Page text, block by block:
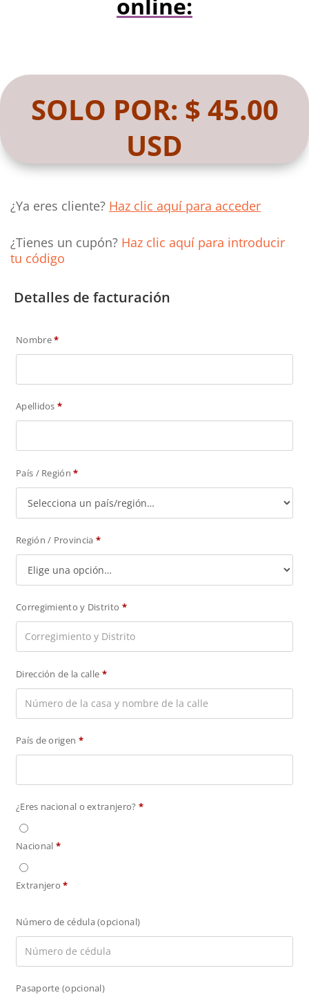
SOLO POR: $ 45.00
USD
¿Ya eres cliente? Haz clic aquí para acceder
¿Tienes un cupón? Haz clic aquí para introducir
tu código
Detalles de facturación
Nombre*
Apellidos *
País / Región*
Región / Provincia *
Corregimiento y Distrito *
Dirección de la calle *
País de origen *
¿Eres nacional o extranjero? *
Nacional *
Extranjero*
Número de cédula(opcional)
Pasaporte (opcional)